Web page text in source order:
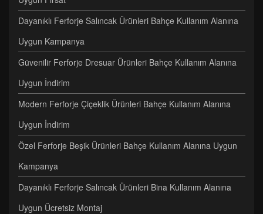
Dayanıklı Ferforje Salıncak Ürünleri Bahçe Kullanım Alanına
Uygun Kampanya
Güvenilir Ferforje Dresuar Ürünleri Bahçe Kullanım Alanına
Uygun İndirim
Modern Ferforje Çiçeklik Ürünleri Bahçe Kullanım Alanına
Uygun İndirim
Özel Ferforje Beşik Ürünleri Bahçe Kullanım Alanına Uygun
Kampanya
Dayanıklı Ferforje Salıncak Ürünleri Bina Kullanım Alanına
Uygun Ücretsiz Montaj